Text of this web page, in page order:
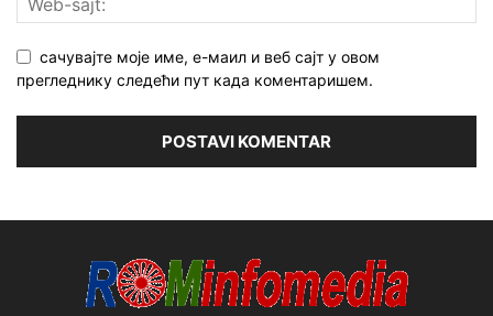
сачувајте моје име, е-маил и веб сајт у овом
прегледнику следећи пут када коментаришем.